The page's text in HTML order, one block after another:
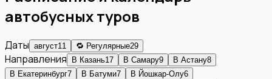
автобусных туров
Даты август11 🔁 Регулярные29
Направления В Казань17 В Самару9 В Астану8
В Екатеринбург7 В Батуми7 В Йошкар-Олу6